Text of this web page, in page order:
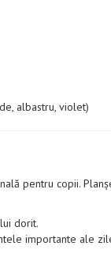
albastru, violet)
pentru copii.
dorit.
importante ale